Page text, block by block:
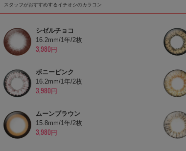
スタッフがおすすめするイチオシのカラコン
シゼルチョコ
16.2mm/1年/2枚
3,980円
ボニーピンク
16.2mm/1年/2枚
3,980円
ムーンブラウン
15.8mm/1年/2枚
3,980円